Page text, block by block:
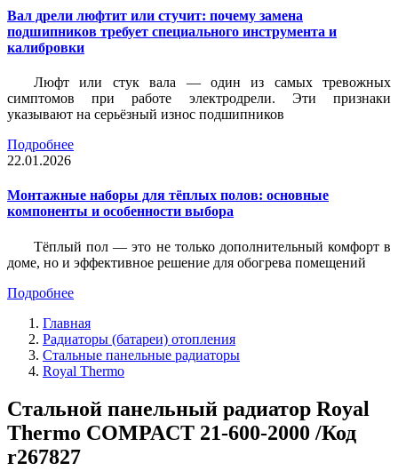
Вал дрели люфтит или стучит: почему замена
подшипников требует специального инструмента и
калибровки
Люфт или стук вала — один из самых тревожных
симптомов при работе электродрели. Эти признаки
указывают на серьёзный износ подшипников
Подробнее
22.01.2026
Монтажные наборы для тёплых полов: основные
компоненты и особенности выбора
Тёплый пол — это не только дополнительный комфорт в
доме, но и эффективное решение для обогрева помещений
Подробнее
Главная
Радиаторы (батареи) отопления
Стальные панельные радиаторы
Royal Thermo
Стальной панельный радиатор Royal
Thermo COMPACT 21-600-2000 /Код
r267827